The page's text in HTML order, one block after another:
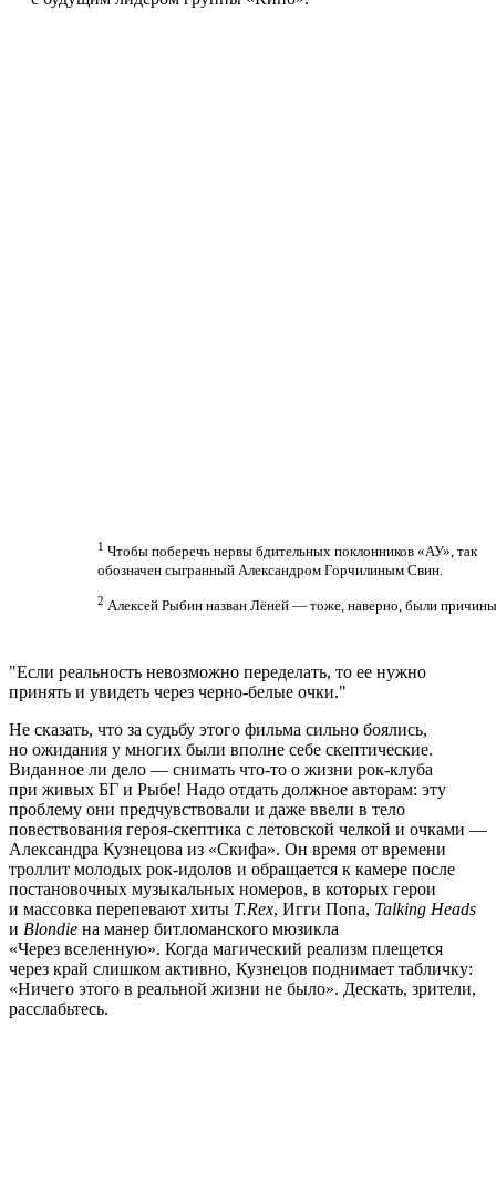
1 Чтобы поберечь нервы бдительных поклонников «АУ», так
обозначен сыгранный Алекcандром Горчилиным Свин.
2 Алексей Рыбин назван Лёней — тоже, наверно, были причины
Если реальность невозможно переделать, то ее нужно
принять и увидеть через черно-белые очки.
Не сказать, что за судьбу этого фильма сильно боялись,
но ожидания у многих были вполне себе скептические.
Виданное ли дело — снимать что-то о жизни рок-клуба
при живых БГ и Рыбе! Надо отдать должное авторам: эту
проблему они предчувствовали и даже ввели в тело
повествования героя-скептика с летовской челкой и очками —
Александра Кузнецова из «Скифа». Он время от времени
троллит молодых рок-идолов и обращается к камере после
постановочных музыкальных номеров, в которых герои
и массовка перепевают хиты T.Rex, Игги Попа, Talking Heads
и Blondie на манер битломанского мюзикла
«Через вселенную». Когда магический реализм плещется
через край слишком активно, Кузнецов поднимает табличку:
«Ничего этого в реальной жизни не было». Дескать, зрители,
расслабьтесь.